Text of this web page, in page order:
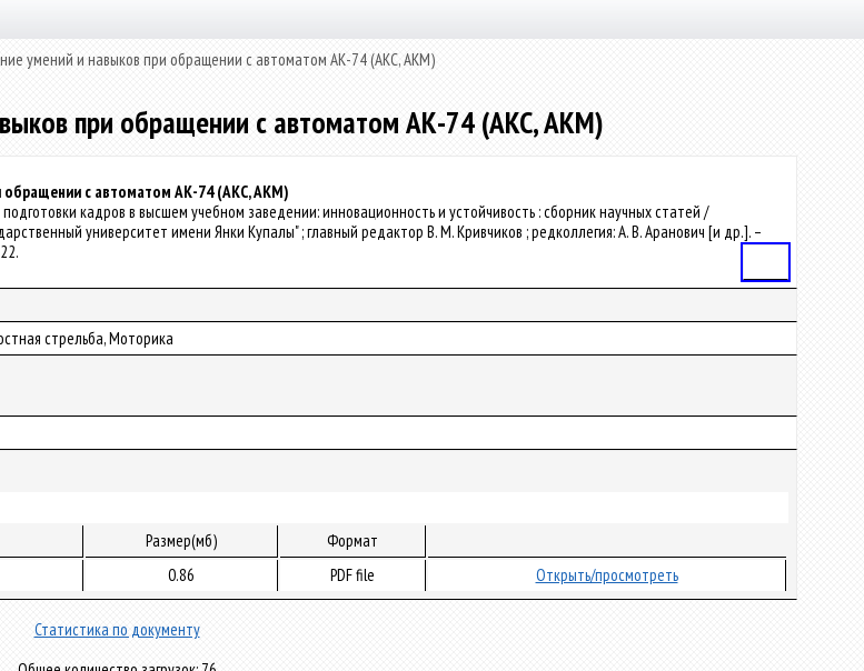
умений и навыков при обращении с автоматом АК-74 (АКС, АКМ)
при обращении с автоматом АК-74 (АКС, АКМ)
обращении с автоматом АК-74 (АКС, АКМ)
кадров в высшем учебном заведении: инновационность и устойчивость : сборник научных статей /
университет имени Янки Купалы" ; главный редактор В. М. Кривчиков ; редколлегия: А. В. Аранович [и др.]. –
стрельба, Моторика
Размер(мб)
Формат
0.86 PDF file Открыть/просмотреть
Статистика по документу